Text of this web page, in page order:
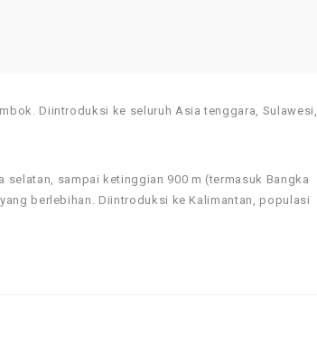
Diintroduksi ke seluruh Asia tenggara, Sulawesi,
selatan, sampai ketinggian 900 m (termasuk Bangka
berlebihan. Diintroduksi ke Kalimantan, populasi